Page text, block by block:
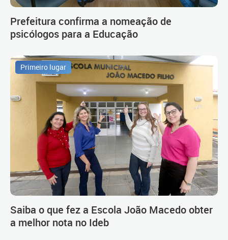
Prefeitura confirma a nomeação de
psicólogos para a Educação
Primeiro lugar
Saiba o que fez a Escola João Macedo obter
a melhor nota no Ideb